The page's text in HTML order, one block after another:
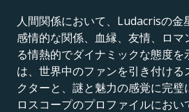
人間関係において、Ludacrisの金
感情的な関係、血縁、友情、ロマ
る情熱的でダイナミックな態度を
は、世界中のファンを引き付ける
クターと、謎と魅力の感覚に完璧
ロスコープのプロファイルにおい